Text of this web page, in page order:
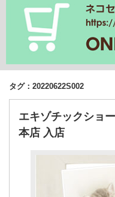
タグ：20220622S002
エキゾチックショ
本店 入店